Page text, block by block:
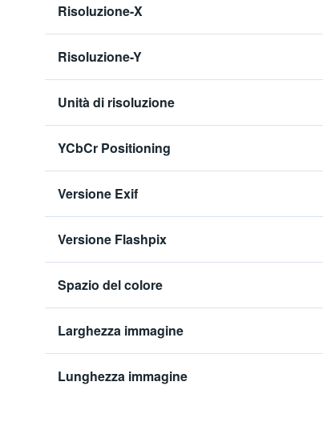
Risoluzione-X
Risoluzione-Y
Unità di risoluzione
YCbCr Positioning
Versione Exif
Versione Flashpix
Spazio del colore
Larghezza immagine
Lunghezza immagine